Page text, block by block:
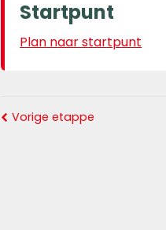
Startpunt
Plan naar startpunt
Vorige etappe